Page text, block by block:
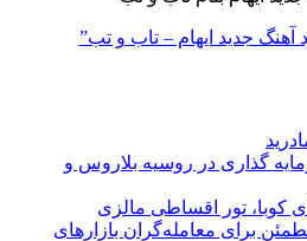
ایهام – تاب و تب”
در روسیه بلاروس و
اقساطی مالزی
معامله‌گران بازارهای